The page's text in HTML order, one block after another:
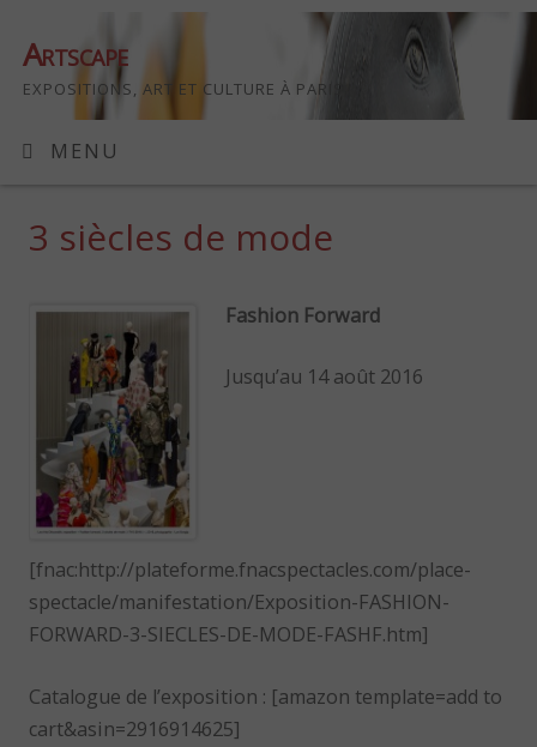
Artscape
EXPOSITIONS, ART ET CULTURE À PARIS
MENU
3 siècles de mode
Fashion Forward
Jusqu’au 14 août 2016
[fnac:http://plateforme.fnacspectacles.com/place-
spectacle/manifestation/Exposition-FASHION-
FORWARD-3-SIECLES-DE-MODE-FASHF.htm]
Catalogue de l’exposition : [amazon template=add to
cart&asin=2916914625]